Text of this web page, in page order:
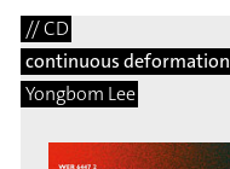
// CD
continuous deformation
Yongbom Lee